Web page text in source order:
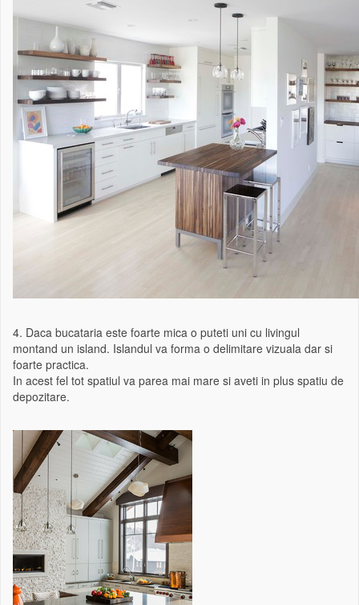
4. Daca bucataria este foarte mica o puteti uni cu livingul
montand un island. Islandul va forma o delimitare vizuala dar si
foarte practica.
In acest fel tot spatiul va parea mai mare si aveti in plus spatiu de
depozitare.